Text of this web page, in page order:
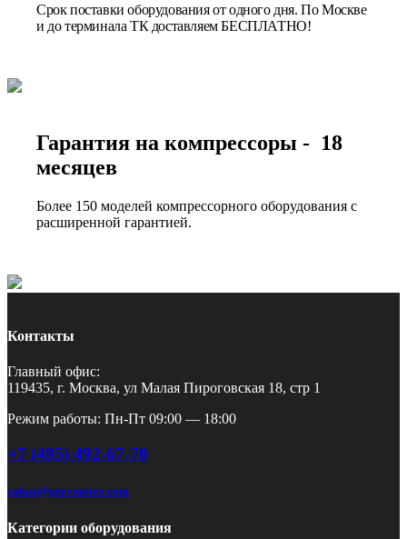
Срок поставки оборудования от одного дня. По Москве
и до терминала ТК доставляем БЕСПЛАТНО!
Гарантия на компрессоры - 18
месяцев
Более 150 моделей компрессорного оборудования с
расширенной гарантией.
Контакты
Главный офис:
119435, г. Москва, ул Малая Пироговская 18, стр 1
Режим работы: Пн-Пт 09:00 — 18:00
+7 (495) 492-67-70
zakaz@pnevmotex.com
Категории оборудования